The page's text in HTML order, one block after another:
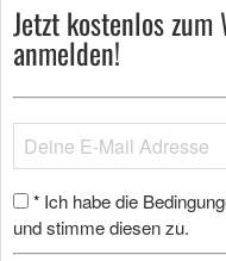
Jetzt kostenlos
anmelden!
* Ich habe die
und stimme diesen zu.